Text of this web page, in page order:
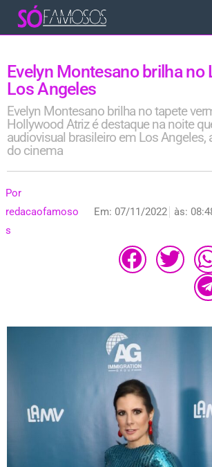
Evelyn Montesano brilha no
Los Angeles
Evelyn Montesano brilha no tapete
Hollywood Atriz é destaque na noite
audiovisual brasileiro em Los Angeles,
do cinema
Por
redacaofamoso
s
Em: 07/11/2022 às: